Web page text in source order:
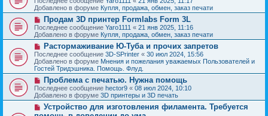
е
н
и
е
о
о
б
щ
е
н
и
е
в
о
с
о
о
б
щ
е
н
и
е
Добавлено в форуме Купля, продажа, обмен, заказ печати
Н
о
в
о
с
о
о
б
щ
е
н
и
е
Продам 3D принтер Formlabs Form 3L
Последнее сообщение Yaro1111 « 21 янв 2025, 11:16
Добавлено в форуме Купля, продажа, обмен, заказ печати
Н
о
в
о
е
о
о
б
щ
Растормаживание Ю-Туба и прочих запретов
Последнее сообщение 3D-SPrinter « 30 июл 2024, 15:56
Добавлено в форуме Мнения и пожелания уважаемых Пользователей и
Гостей Тридэшника. Помощь. Флуд.
Н
о
в
о
е
с
Проблема с печатью. Нужна помощь
Последнее сообщение hector9 « 08 июл 2024, 10:10
Добавлено в форуме 3D принтеры и 3D печать
НУстройство для изготовления филамента. Требуется